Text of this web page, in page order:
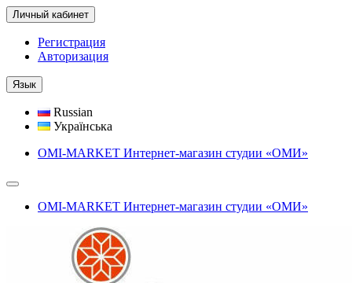
Личный кабинет
Регистрация
Авторизация
Язык
Russian
Українська
OMI-MARKET Интернет-магазин студии «ОМИ»
OMI-MARKET Интернет-магазин студии «ОМИ»